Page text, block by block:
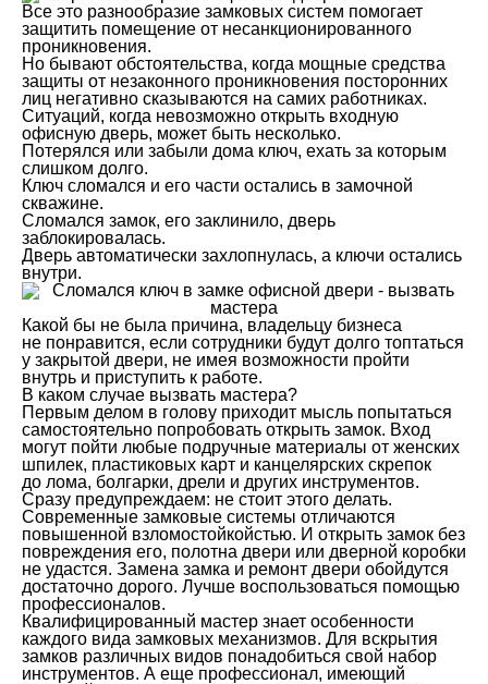
Все это разнообразие замковых систем помогает
защитить помещение от несанкционированного
проникновения.
Но бывают обстоятельства, когда мощные средства
защиты от незаконного проникновения посторонних
лиц негативно сказываются на самих работниках.
Ситуаций, когда невозможно открыть входную
офисную дверь, может быть несколько.
Потерялся или забыли дома ключ, ехать за которым
слишком долго.
Ключ сломался и его части остались в замочной
скважине.
Сломался замок, его заклинило, дверь
заблокировалась.
Дверь автоматически захлопнулась, а ключи остались
внутри.
Какой бы не была причина, владельцу бизнеса
не понравится, если сотрудники будут долго топтаться
у закрытой двери, не имея возможности пройти
внутрь и приступить к работе.
В каком случае вызвать мастера?
Первым делом в голову приходит мысль попытаться
самостоятельно попробовать открыть замок. Вход
могут пойти любые подручные материалы от женских
шпилек, пластиковых карт и канцелярских скрепок
до лома, болгарки, дрели и других инструментов.
Сразу предупреждаем: не стоит этого делать.
Современные замковые системы отличаются
повышенной взломостойкойстью. И открыть замок без
повреждения его, полотна двери или дверной коробки
не удастся. Замена замка и ремонт двери обойдутся
достаточно дорого. Лучше воспользоваться помощью
профессионалов.
Квалифицированный мастер знает особенности
каждого вида замковых механизмов. Для вскрытия
замков различных видов понадобиться свой набор
инструментов. А еще профессионал, имеющий